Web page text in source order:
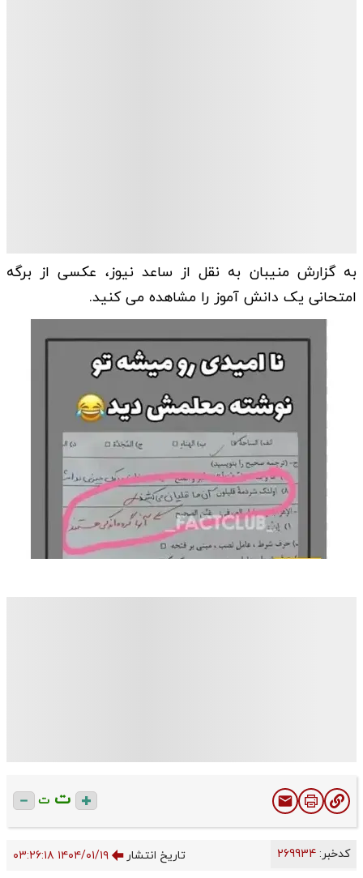
به گزارش منیبان به نقل از ساعد نیوز، عکسی از برگه
امتحانی یک دانش آموز را مشاهده می کنید.
ت ت
کدخبر: تاریخ انتشار ۱۴۰۴/۰۱/۱۹ ۰۳:۲۶:۱۸